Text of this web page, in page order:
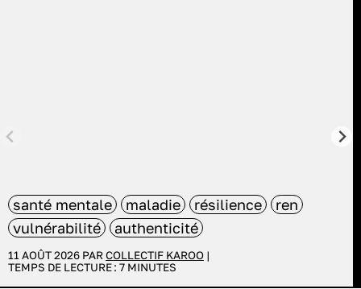
santé mentale maladie résilience
ren
vulnérabilité
authenticité
11 AOÛT 2026 PARCOLLECTIF KAROO |
TEMPS DE LECTURE : 7 MINUTES